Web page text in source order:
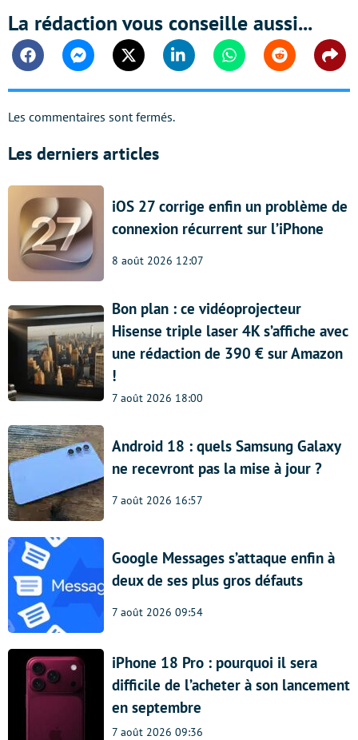
La rédaction vous conseille aussi...
FacebookMessengerTwitter Linkedin WhatsappReddit
Les commentaires sont fermés.
Les derniers articles
iOS 27 corrige enfin un problème de
connexion récurrent sur l’iPhone
8 août 2026 12:07
Bon plan : ce vidéoprojecteur
Hisense triple laser 4K s’affiche avec
une rédaction de 390 € sur Amazon
!
7 août 2026 18:00
Android 18 : quels Samsung Galaxy
ne recevront pas la mise à jour ?
7 août 2026 16:57
Google Messages s’attaque enfin à
deux de ses plus gros défauts
7 août 2026 09:54
iPhone 18 Pro : pourquoi il sera
difficile de l’acheter à son lancement
en septembre
7 août 2026 09:36